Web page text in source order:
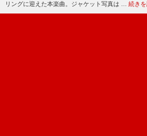
リングに迎えた本楽曲。ジャケット写真は … 続き